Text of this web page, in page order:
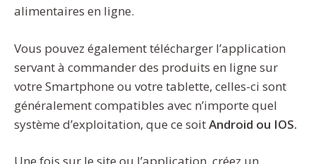
alimentaires en ligne.
Vous pouvez également télécharger l’application
servant à commander des produits en ligne sur
votre Smartphone ou votre tablette, celles-ci sont
généralement compatibles avec n’importe quel
système d’exploitation, que ce soitAndroid ou IOS.